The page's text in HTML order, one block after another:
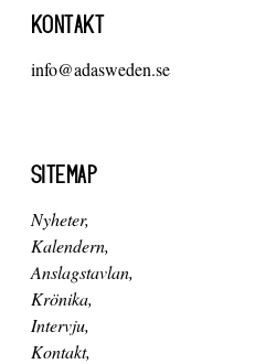
KONTAKT
info@adasweden.se
SITEMAP
Nyheter
Kalendern
Anslagstavlan
Krönika
Intervju
Kontakt